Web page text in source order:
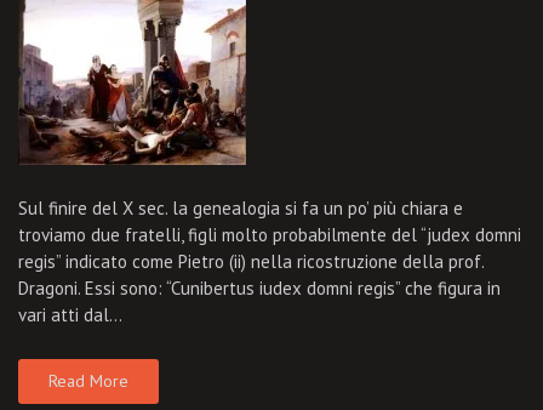
Sul finire del X sec. la genealogia si fa un po’ più chiara e
troviamo due fratelli, figli molto probabilmente del “judex domni
regis” indicato come Pietro (ii) nella ricostruzione della prof.
Dragoni. Essi sono: “Cunibertus iudex domni regis” che figura in
vari atti dal…
Read More